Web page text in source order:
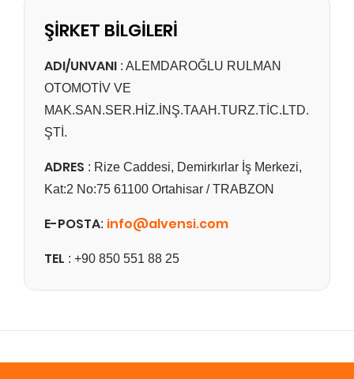
ŞİRKET BİLGİLERİ
ADI/UNVANI : ALEMDAROĞLU RULMAN
OTOMOTİV VE
MAK.SAN.SER.HİZ.İNŞ.TAAH.TURZ.TİC.LTD.
ŞTİ.
ADRES : Rize Caddesi, Demirkırlar İş Merkezi,
Kat:2 No:75 61100 Ortahisar / TRABZON
E-POSTA: info@alvensi.com
TEL : +90 850 551 88 25